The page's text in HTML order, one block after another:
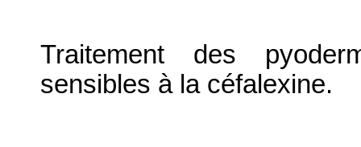
Traitement des
sensibles à la céfalexine.